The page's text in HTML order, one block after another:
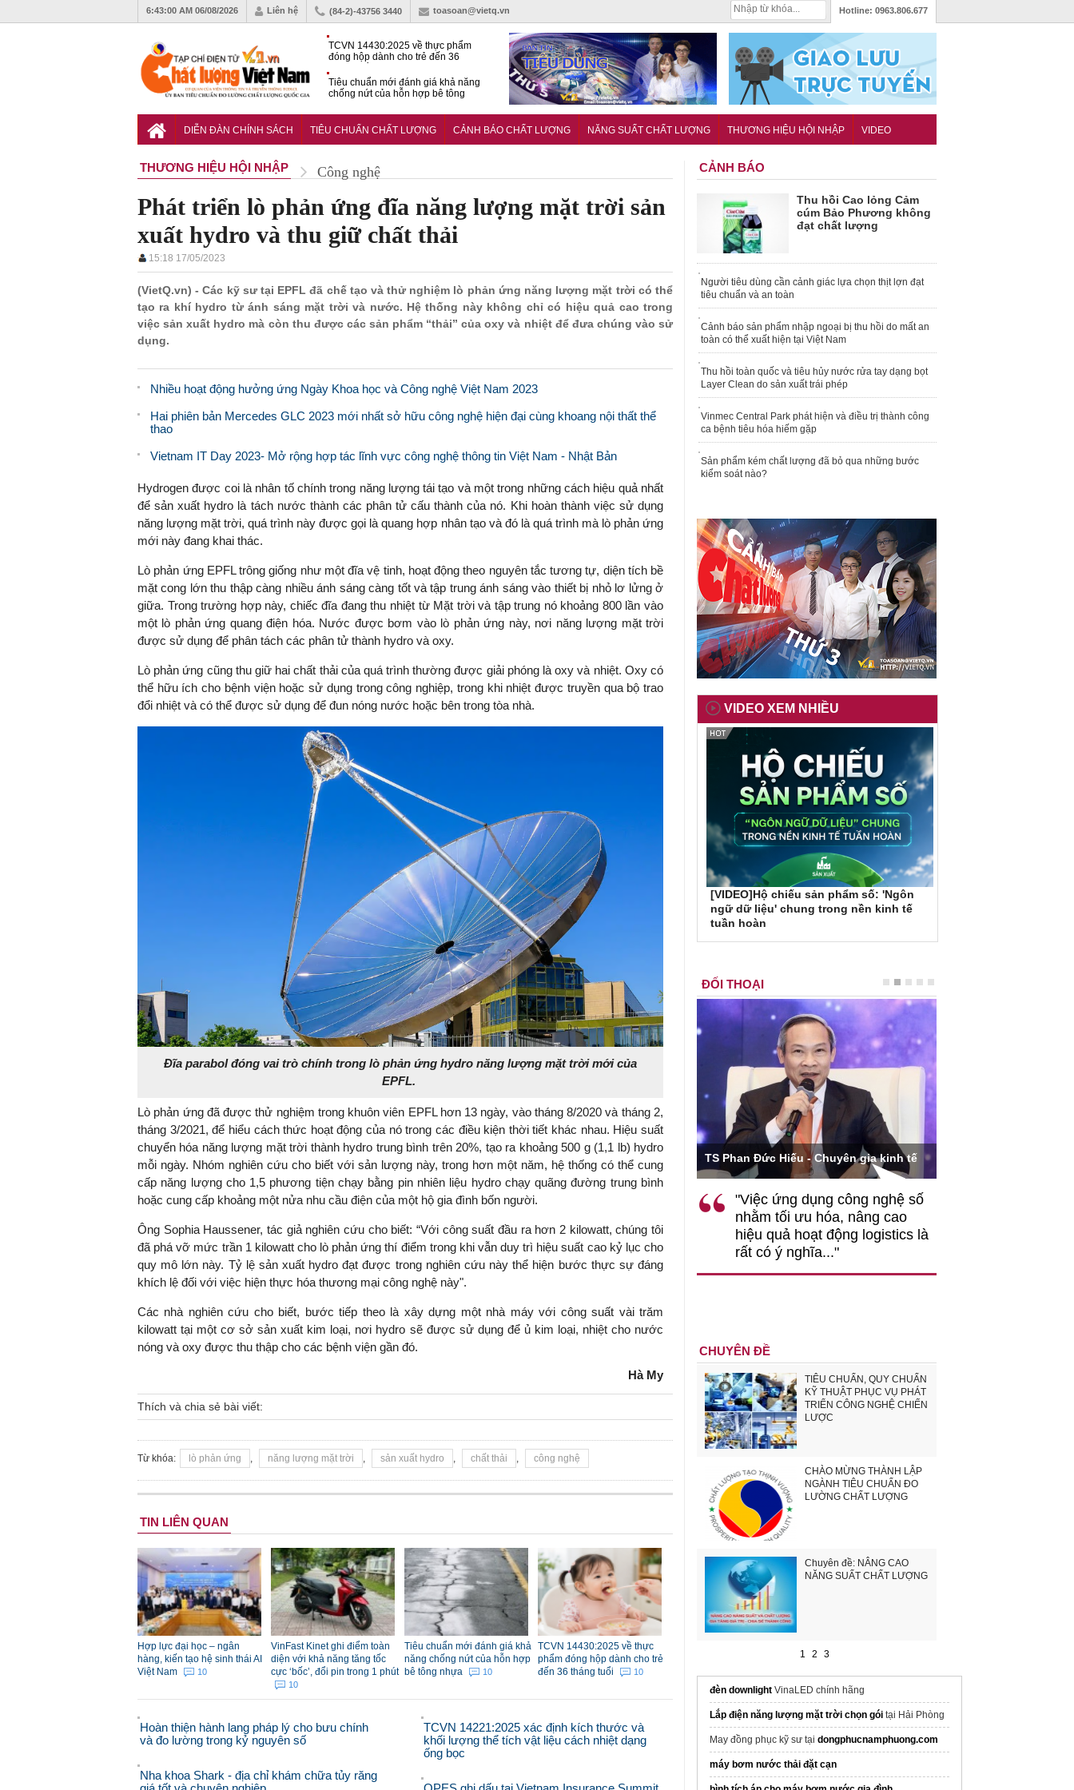
6:43:01 AM 06/08/2026 Liên hệ (84-2)-43756 3440 toasoan@vietq.vn Hotline: 0963.806.677
TCVN 14430:2025 về thực phẩm
đóng hộp dành cho trẻ đến 36
Tiêu chuẩn mới đánh giá khả năng
chống nứt của hỗn hợp bê tông
với khả năng tăng tốc cực ‘bốc’, đổi
DIỄN ĐÀN CHÍNH SÁCH TIÊU CHUẨN CHẤT LƯỢNG CẢNH BÁO CHẤT LƯỢNG NĂNG SUẤT CHẤT LƯỢNG THƯƠNG HIỆU HỘI NHẬP VIDEO
THƯƠNG HIỆU HỘI NHẬP Công nghệ
Phát triển lò phản ứng đĩa năng lượng mặt trời sản
xuất hydro và thu giữ chất thải
15:18 17/05/2023
(VietQ.vn) - Các kỹ sư tại EPFL đã chế tạo và thử nghiệm lò phản ứng năng lượng mặt trời có thể
tạo ra khí hydro từ ánh sáng mặt trời và nước. Hệ thống này không chỉ có hiệu quả cao trong
việc sản xuất hydro mà còn thu được các sản phẩm “thải” của oxy và nhiệt để đưa chúng vào sử
dụng.
Nhiều hoạt động hưởng ứng Ngày Khoa học và Công nghệ Việt Nam 2023
Hai phiên bản Mercedes GLC 2023 mới nhất sở hữu công nghệ hiện đại cùng khoang nội thất thể
thao
Vietnam IT Day 2023- Mở rộng hợp tác lĩnh vực công nghệ thông tin Việt Nam - Nhật Bản
Hydrogen được coi là nhân tố chính trong năng lượng tái tạo và một trong những cách hiệu quả nhất
để sản xuất hydro là tách nước thành các phân tử cấu thành của nó. Khi hoàn thành việc sử dụng
năng lượng mặt trời, quá trình này được gọi là quang hợp nhân tạo và đó là quá trình mà lò phản ứng
mới này đang khai thác.
Lò phản ứng EPFL trông giống như một đĩa vệ tinh, hoạt động theo nguyên tắc tương tự, diện tích bề
mặt cong lớn thu thập càng nhiều ánh sáng càng tốt và tập trung ánh sáng vào thiết bị nhỏ lơ lửng ở
giữa. Trong trường hợp này, chiếc đĩa đang thu nhiệt từ Mặt trời và tập trung nó khoảng 800 lần vào
một lò phản ứng quang điện hóa. Nước được bơm vào lò phản ứng này, nơi năng lượng mặt trời
được sử dụng để phân tách các phân tử thành hydro và oxy.
Lò phản ứng cũng thu giữ hai chất thải của quá trình thường được giải phóng là oxy và nhiệt. Oxy có
thể hữu ích cho bệnh viện hoặc sử dụng trong công nghiệp, trong khi nhiệt được truyền qua bộ trao
đổi nhiệt và có thể được sử dụng để đun nóng nước hoặc bên trong tòa nhà.
Đĩa parabol đóng vai trò chính trong lò phản ứng hydro năng lượng mặt trời mới của
EPFL.
Lò phản ứng đã được thử nghiệm trong khuôn viên EPFL hơn 13 ngày, vào tháng 8/2020 và tháng 2,
tháng 3/2021, để hiểu cách thức hoạt động của nó trong các điều kiện thời tiết khác nhau. Hiệu suất
chuyển hóa năng lượng mặt trời thành hydro trung bình trên 20%, tạo ra khoảng 500 g (1,1 lb) hydro
mỗi ngày. Nhóm nghiên cứu cho biết với sản lượng này, trong hơn một năm, hệ thống có thể cung
cấp năng lượng cho 1,5 phương tiện chạy bằng pin nhiên liệu hydro chạy quãng đường trung bình
hoặc cung cấp khoảng một nửa nhu cầu điện của một hộ gia đình bốn người.
Ông Sophia Haussener, tác giả nghiên cứu cho biết: “Với công suất đầu ra hơn 2 kilowatt, chúng tôi
đã phá vỡ mức trần 1 kilowatt cho lò phản ứng thí điểm trong khi vẫn duy trì hiệu suất cao kỷ lục cho
quy mô lớn này. Tỷ lệ sản xuất hydro đạt được trong nghiên cứu này thể hiện bước thực sự đáng
khích lệ đối với việc hiện thực hóa thương mại công nghệ này".
Các nhà nghiên cứu cho biết, bước tiếp theo là xây dựng một nhà máy với công suất vài trăm
kilowatt tại một cơ sở sản xuất kim loại, nơi hydro sẽ được sử dụng để ủ kim loại, nhiệt cho nước
nóng và oxy được thu thập cho các bệnh viện gần đó.
Hà My
Thích và chia sẻ bài viết:
Từ khóa: lò phản ứng , năng lượng mặt trời , sản xuất hydro , chất thải , công nghệ
TIN LIÊN QUAN
Hợp lực đại học – ngân
hàng, kiến tạo hệ sinh thái AI
Việt Nam
10
VinFast Kinet ghi điểm toàn
diện với khả năng tăng tốc
cực ‘bốc’, đổi pin trong 1 phút
10
Tiêu chuẩn mới đánh giá khả
năng chống nứt của hỗn hợp
bê tông nhựa
10
TCVN 14430:2025 về thực
phẩm đóng hộp dành cho trẻ
đến 36 tháng tuổi
10
Hoàn thiện hành lang pháp lý cho bưu chính
và đo lường trong kỷ nguyên số
Nha khoa Shark - địa chỉ khám chữa tủy răng
TCVN 14221:2025 xác định kích thước và
khối lượng thể tích vật liệu cách nhiệt dạng
ống bọc
CẢNH BÁO
Thu hồi Cao lỏng Cảm
cúm Bảo Phương không
đạt chất lượng
Người tiêu dùng cần cảnh giác lựa chọn thịt lợn đạt
tiêu chuẩn và an toàn
Cảnh báo sản phẩm nhập ngoại bị thu hồi do mất an
toàn có thể xuất hiện tại Việt Nam
Thu hồi toàn quốc và tiêu hủy nước rửa tay dạng bọt
Layer Clean do sản xuất trái phép
Vinmec Central Park phát hiện và điều trị thành công
ca bệnh tiêu hóa hiếm gặp
Sản phẩm kém chất lượng đã bỏ qua những bước
kiểm soát nào?
VIDEO XEM NHIỀU
[VIDEO]Hộ chiếu sản phẩm số: 'Ngôn
ngữ dữ liệu' chung trong nền kinh tế
tuần hoàn
ĐỐI THOẠI
TS. Nguyễn Đức Độ - Phó Viện trưởng
Viện Kinh tế Tài chính
"Có rất nhiều việc phải làm
đang được tiến hành như tăng
đầu tư cho khoa học công
nghệ; ban hành các cơ chế
khuyến khích đổi mới sáng tạo,
khởi nghiệp..."
Việc sử dụng hiệu quả chính
nghĩa hỗ trợ ngắn hạn mà còn
đóng vai trò tạo nền tảng cho
tăng trưởng bền vững dài hạn.
TS Phan Đức Hiếu - Chuyên gia kinh tế
"Việc ứng dụng công nghệ số
nhằm tối ưu hóa, nâng cao
hiệu quả hoạt động logistics là
rất có ý nghĩa..."
CHUYÊN ĐỀ
TIÊU CHUẨN, QUY CHUẨN
KỸ THUẬT PHỤC VỤ PHÁT
TRIỂN CÔNG NGHỆ CHIẾN
LƯỢC
CHÀO MỪNG THÀNH LẬP
NGÀNH TIÊU CHUẨN ĐO
LƯỜNG CHẤT LƯỢNG
Chuyên đề: NÂNG CAO
NĂNG SUẤT CHẤT LƯỢNG
1 2 3
đèn downlight VinaLED chính hãng
Lắp điện năng lượng mặt trời chọn gói tại Hải Phòng
May đồng phục kỹ sư tại dongphucnamphuong.com
máy bơm nước thải đặt cạn